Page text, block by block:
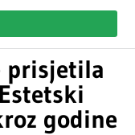
prisjetila
godine